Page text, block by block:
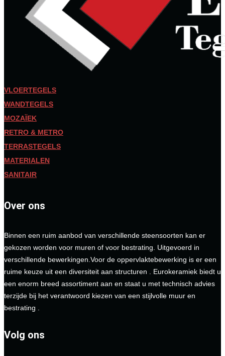
VLOERTEGELS
WANDTEGELS
MOZAÏEK
RETRO & METRO
TERRASTEGELS
MATERIALEN
SANITAIR
Over ons
Binnen een ruim aanbod van verschillende steensoorten kan er
gekozen worden voor muren of voor bestrating. Uitgevoerd in
verschillende bewerkingen.Voor de oppervlaktebewerking is er een
ruime keuze uit een diversiteit aan structuren . Eurokeramiek biedt u
een enorm breed assortiment aan en staat u met technisch advies
terzijde bij het verantwoord kiezen van een stijlvolle muur en
bestrating .
Volg ons